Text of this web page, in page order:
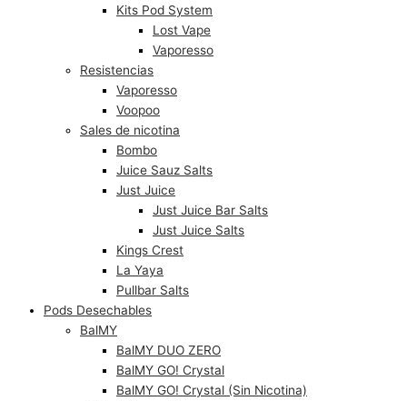
Kits Pod System
Lost Vape
Vaporesso
Resistencias
Vaporesso
Voopoo
Sales de nicotina
Bombo
Juice Sauz Salts
Just Juice
Just Juice Bar Salts
Just Juice Salts
Kings Crest
La Yaya
Pullbar Salts
Pods Desechables
BalMY
BalMY DUO ZERO
BalMY GO! Crystal
BalMY GO! Crystal (Sin Nicotina)